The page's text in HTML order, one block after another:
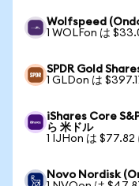
Wolfspeed
1 WOLFon は
SPDR Gold
1 GLDon は
iShares Core
ら 米ドル
1 IJHon は $77.82
Novo Nordisk